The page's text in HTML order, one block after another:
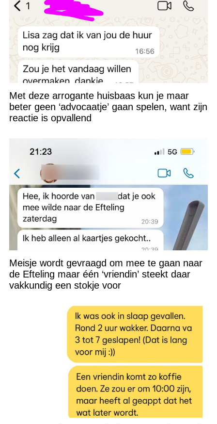
Met deze arrogante huisbaas kun je maar
beter geen ‘advocaatje’ gaan spelen, want zijn
reactie is opvallend
Meisje wordt gevraagd om mee te gaan naar
de Efteling maar één ‘vriendin’ steekt daar
vakkundig een stokje voor